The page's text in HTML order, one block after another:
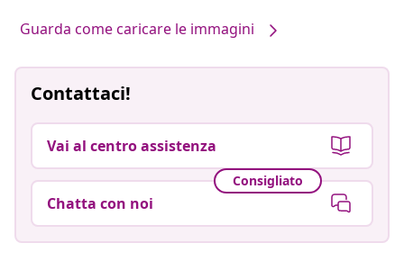
Guarda come caricare le immagini
Contattaci!
Vai al centro assistenza
Consigliato
Chatta con noi